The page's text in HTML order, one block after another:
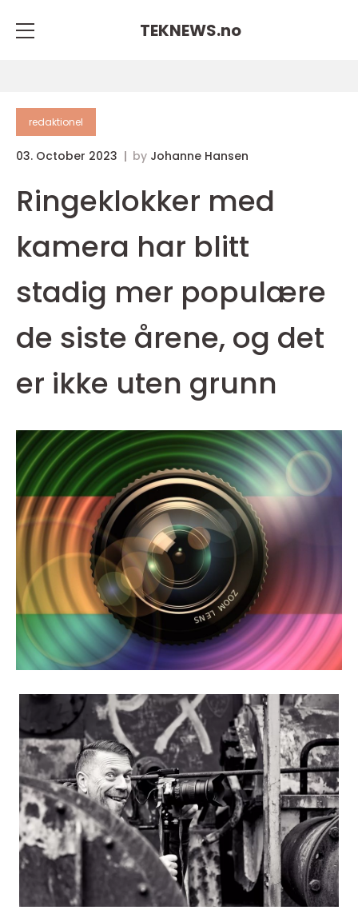
TEKNEWS.no
redaktionel
03. October 2023 by Johanne Hansen
Ringeklokker med
kamera har blitt
stadig mer populære
de siste årene, og det
er ikke uten grunn